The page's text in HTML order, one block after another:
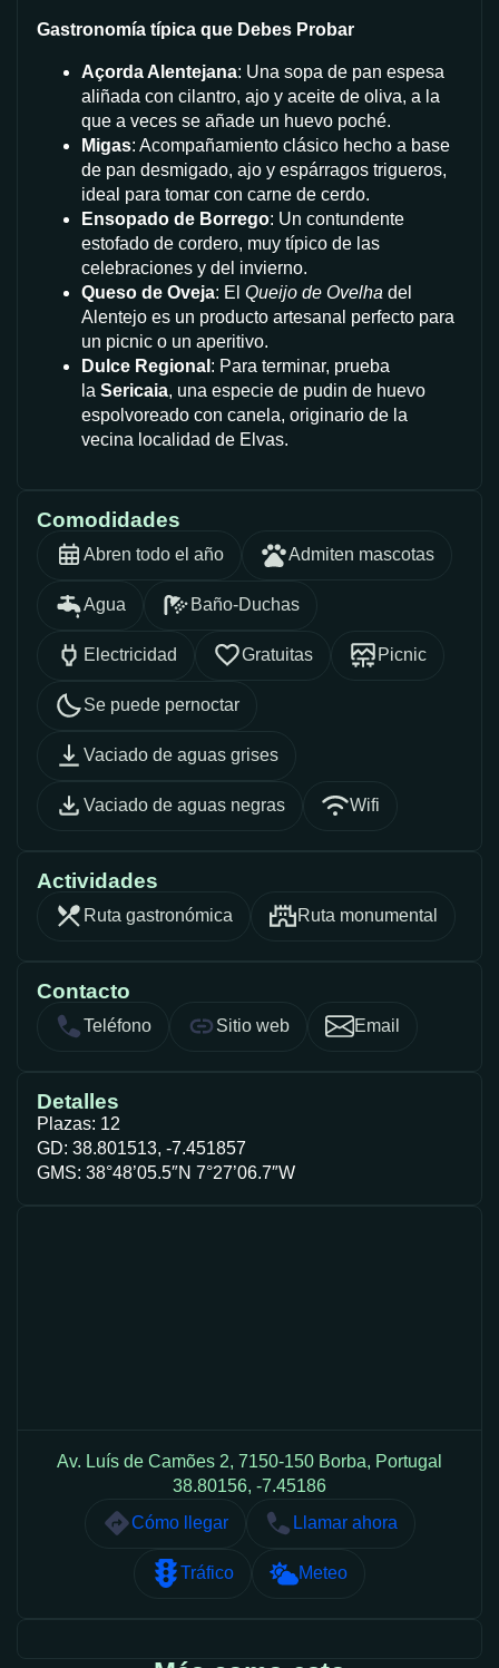
Gastronomía típica que Debes Probar
Açorda Alentejana: Una sopa de pan espesa
aliñada con cilantro, ajo y aceite de oliva, a la
que a veces se añade un huevo poché.
Migas: Acompañamiento clásico hecho a base
de pan desmigado, ajo y espárragos trigueros,
ideal para tomar con carne de cerdo.
Ensopado de Borrego: Un contundente
estofado de cordero, muy típico de las
celebraciones y del invierno.
Queso de Oveja: El Queijo de Ovelha del
Alentejo es un producto artesanal perfecto para
un picnic o un aperitivo.
Dulce Regional : Para terminar, prueba
la Sericaia, una especie de pudin de huevo
espolvoreado con canela, originario de la
vecina localidad de Elvas.
Comodidades
Abren todo el año Admiten mascotas
Agua Baño-Duchas
Electricidad Gratuitas Picnic
Se puede pernoctar
Vaciado de aguas grises
Vaciado de aguas negras Wifi
Actividades
Ruta gastronómica Ruta monumental
Contacto
Teléfono Sitio web Email
Detalles
Plazas: 12
GD: 38.801513, -7.451857
GMS: 38°48’05.5″N 7°27’06.7″W
Av. Luís de Camões 2, 7150-150 Borba, Portugal
38.80156, -7.45186
Cómo llegar
Llamar ahora
Tráfico Meteo